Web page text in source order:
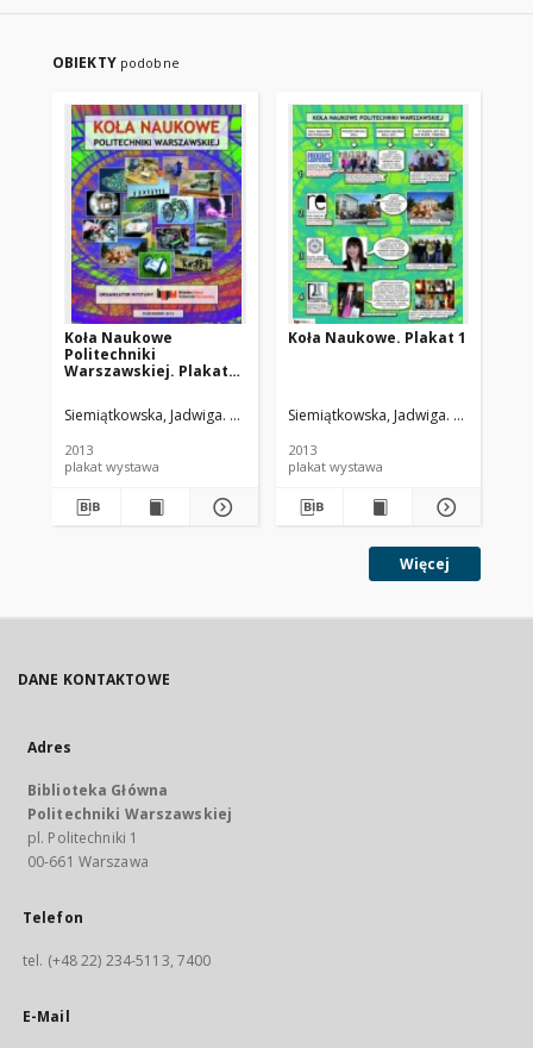
OBIEKTY podobne
Koła Naukowe
Politechniki
Warszawskiej. Plakat
Siemiątkowska, Jadwiga. Oprac.
Wojnowska, Dorota. Oprac.Graf.
2013
plakat wystawa
Koła Naukowe. Plakat 1
Siemiątkowska, Jadwiga. Oprac.
2013
plakat wystawa
Więcej
DANE KONTAKTOWE
Adres
Biblioteka Główna
Politechniki Warszawskiej
pl. Politechniki 1
00-661 Warszawa
Telefon
tel. (+48 22) 234-5113, 7400
E-Mail